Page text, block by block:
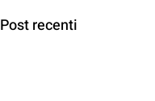
Post recenti